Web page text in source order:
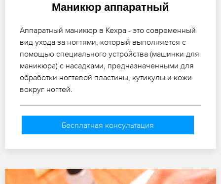
Маникюр аппаратный
Аппаратный маникюр в Кехра - это современный
вид ухода за ногтями, который выполняется с
помощью специального устройства (машинки для
маникюра) с насадками, предназначенными для
обработки ногтевой пластины, кутикулы и кожи
вокруг ногтей.
Бесплатная консультация